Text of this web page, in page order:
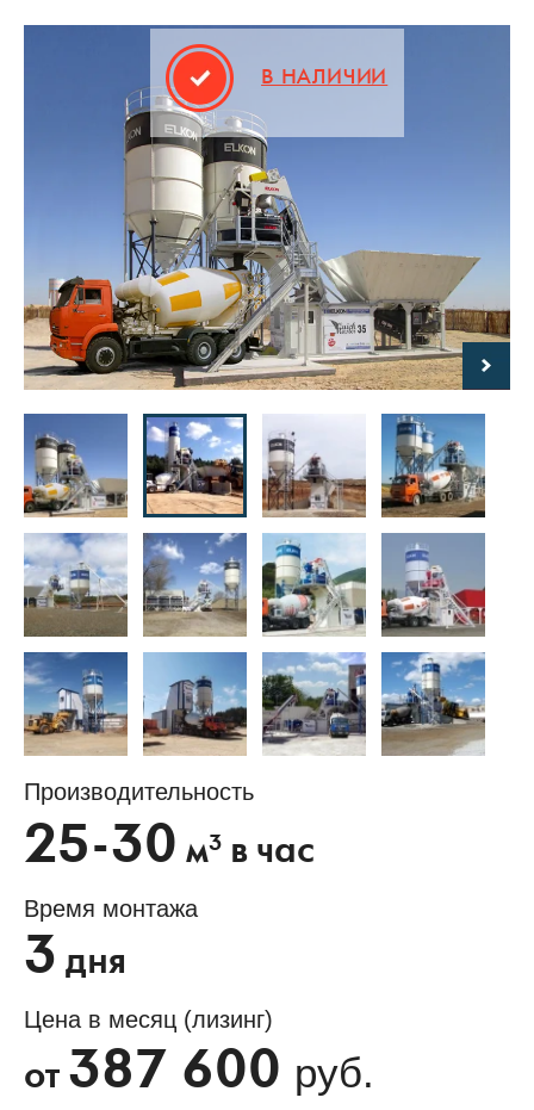
В НАЛИЧИИ
Производительность
25-30 м3 в час
Время монтажа
3 дня
Цена в месяц (лизинг)
от 387 600 руб.